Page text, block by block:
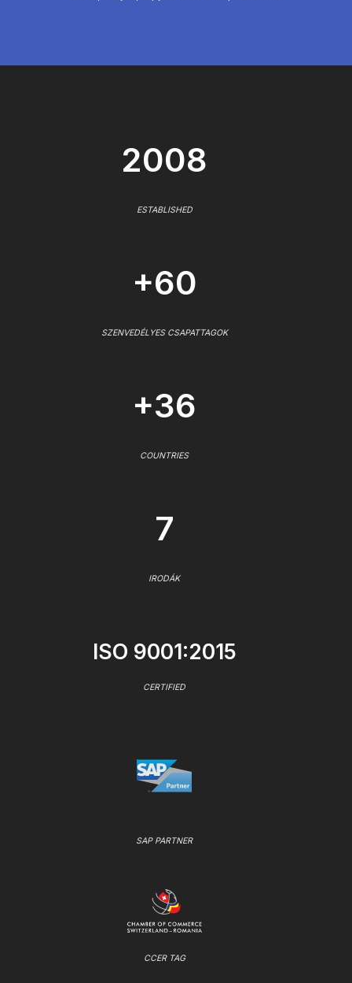
2008
ESTABLISHED
+60
SZENVEDÉLYES CSAPATTAGOK
+36
COUNTRIES
7
IRODÁK
ISO 9001:2015
CERTIFIED
SAP PARTNER
CCER TAG